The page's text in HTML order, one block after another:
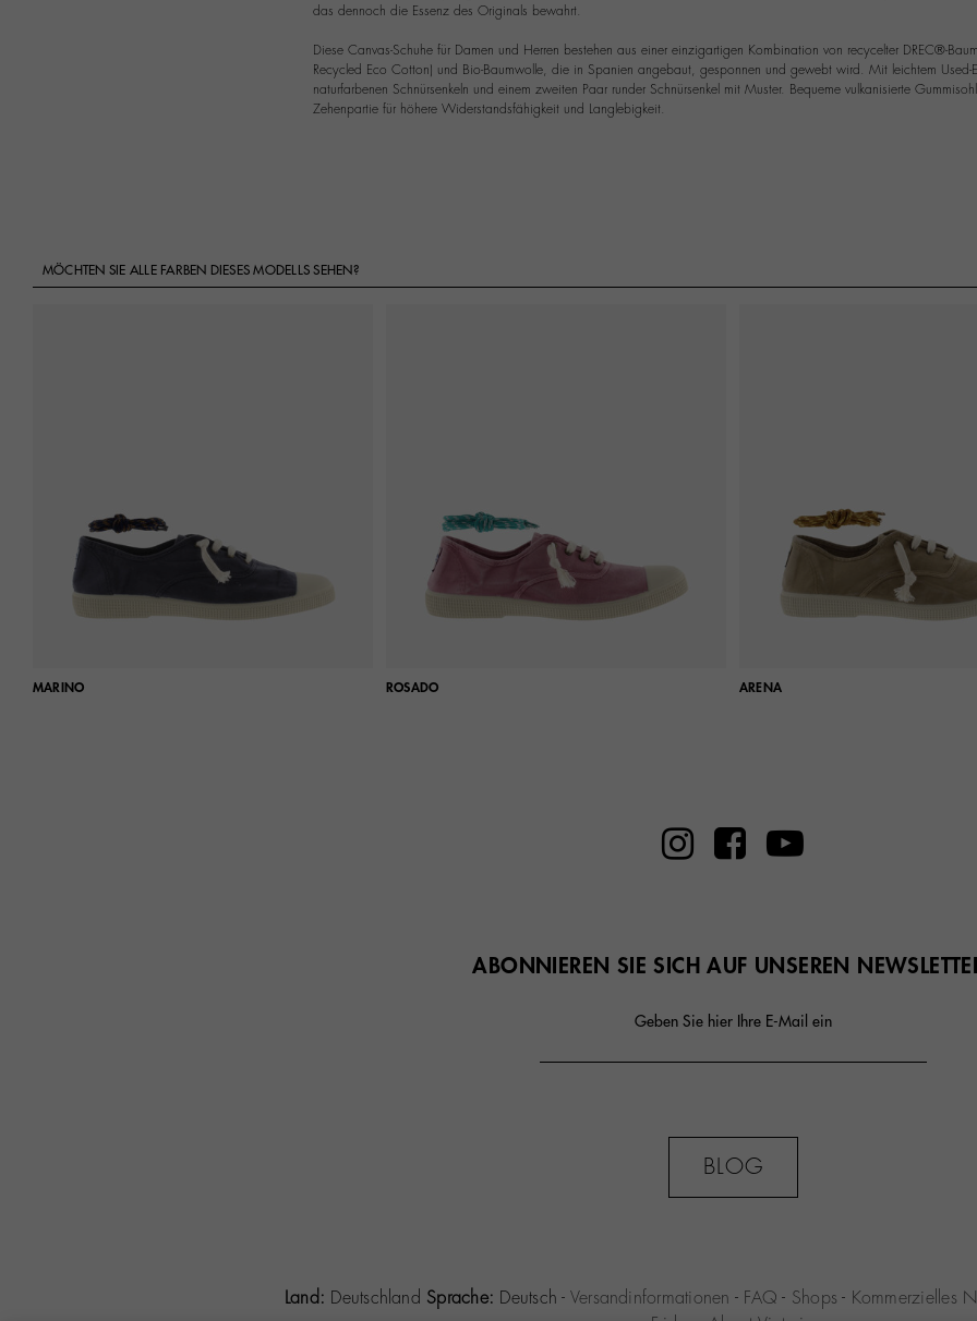
das dennoch die Essenz des Originals bewahrt.
Diese Canvas-Schuhe für Damen und Herren bestehen aus einer einzigartigen Kombination von recycelter DREC®-
Recycled Eco Cotton) und Bio-Baumwolle, die in Spanien angebaut, gesponnen und gewebt wird. Mit leichtem Used-
naturfarbenen Schnürsenkeln und einem zweiten Paar runder Schnürsenkel mit Muster. Bequeme vulkanisierte
Zehenpartie für höhere Widerstandsfähigkeit und Langlebigkeit.
MÖCHTEN SIE ALLE FARBEN DIESES MODELLS SEHEN?
MARINO ROSADO ARENA
ABONNIEREN SIE SICH AUF UNSEREN
Geben Sie hier Ihre E-Mail ein
BLOG
Land: Deutschland Sprache: Deutsch- Versandinformationen - FAQ - Shops - Kommerzielles